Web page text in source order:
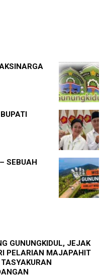
SEBUAH
GUNUNGKIDUL, JEJAK
PELARIAN MAJAPAHIT